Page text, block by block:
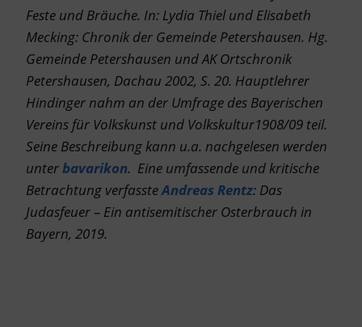
Feste und Bräuche. In: Lydia Thiel und Elisabeth
Mecking: Chronik der Gemeinde Petershausen. Hg.
Gemeinde Petershausen und AK Ortschronik
Petershausen, Dachau 2002, S. 20. Hauptlehrer
Hindinger nahm an der Umfrage des Bayerischen
Vereins für Volkskunst und Volkskultur1908/09 teil.
Seine Beschreibung kann u.a. nachgelesen werden
unterbavarikon. Eine umfassende und kritische
Betrachtung verfassteAndreas Rentz: Das
Judasfeuer – Ein antisemitischer Osterbrauch in
Bayern, 2019.